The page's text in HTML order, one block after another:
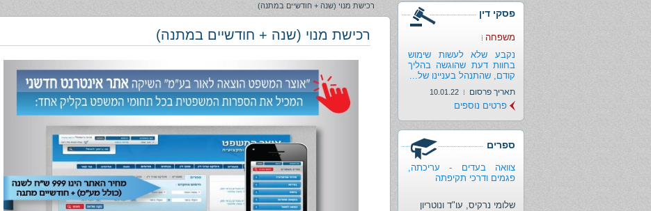
פסקי דין
משפחה
נקבע שלא לעשות שימוש
בחוות דעת שהוגשה בהליך
קודם, שהתנהל בעניינו של...
תאריך פרסום 10.01.22
פרטים נוספים
ספרים
צוואה בעדים - עריכתה,
פגמים ודרכי תקיפתה
שלומי נרקיס, עו"ד ונוטריון
רכישת מנוי (שנה + חודשיים במתנה)
רכישת מנוי (שנה + חודשיים במתנה)